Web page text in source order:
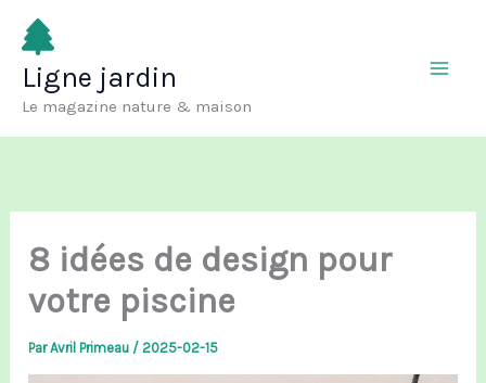
Aller
contenu
Ligne jardin
Le magazine nature & maison
8 idées de design pour
votre piscine
ParAvril Primeau /2025-02-15